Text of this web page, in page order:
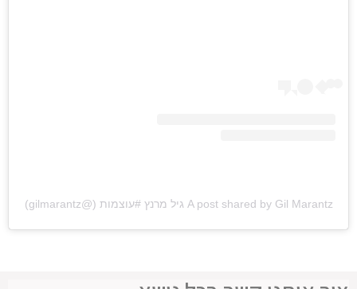
A post shared by Gil Marantz גיל מרנץ #עוצמות (@gilmarantz)